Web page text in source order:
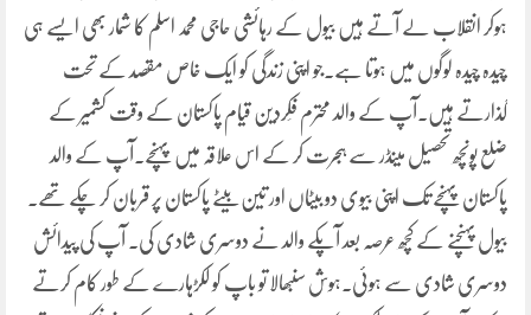
ہوکر انقلاب لے آتے ہیں بیول کے رہائشی حاجی محمد اسلم کا شمار بھی ایسے ہی
چیدہ چیدہ لوگوں میں ہوتا ہے۔جو اپنی زندگی کو ایک خاص مقصد کے تحت
گذارتے ہیں۔آپ کے والد محترم فَکردین قیام پاکستان کے وقت کشمیر کے
ضلع پونچھ تحصیل مینڈر سے ہجرت کر کے اس علاقہ میں پہنچے۔آپ کے والد
پاکستان پہنچے تک اپنی بیوی دو بیٹاں اور تین بیٹے پاکستان پر قربان کر چکے تھے۔
بیول پہنچنے کے کچھ عرصہ بعد آپکے والد نے دوسری شادی کی۔ آپ کی پیدائش
دوسری شادی سے ہوئی۔ہوش سنبھالا تو باپ کو لکڑہارے کے طور کام کرتے